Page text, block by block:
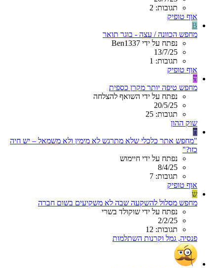
תגובות: 2
אוף טופיק
B
מחפש הכוונה / עצה - בוגר תואר
נפתח על ידי Ben1337
13/7/25
תגובות: 1
אוף טופיק
ה
מחפש טיפה יותר מקרן כספית
נפתח על ידי השואף להצלחה
20/5/25
תגובות: 25
שוק ההון
ח
"מחפש אתר כלכלי שלא מתרגש לא מימין ולא משמאל – יש חיה
כזו?"
נפתח על ידי חיימוש
8/4/25
תגובות: 7
אוף טופיק
ש
מחפש מסלול להשקעה שבה לא משקיעים בשום חברה
נפתח על ידי שוקולד בשרי
2/2/25
תגובות: 12
פנסיה, גמל וקרנות השתלמות